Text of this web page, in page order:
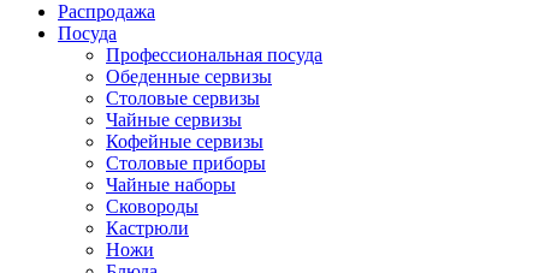
Распродажа
Посуда
Профессиональная посуда
Обеденные сервизы
Столовые сервизы
Чайные сервизы
Кофейные сервизы
Столовые приборы
Чайные наборы
Сковороды
Кастрюли
Ножи